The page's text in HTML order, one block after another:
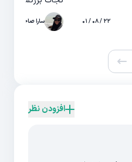
۲۲ / ۰۸ / ۰۱ سارا صاحبی
افزودن نظر